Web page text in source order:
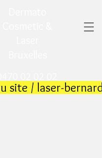
site / laser-